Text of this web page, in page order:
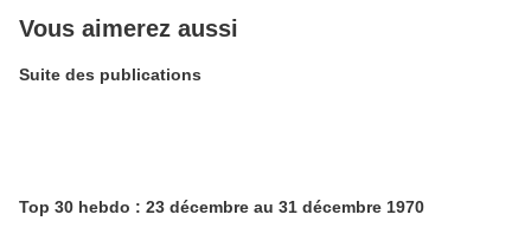
Vous aimerez aussi
Suite des publications
Top 30 hebdo : 23 décembre au 31 décembre 1970